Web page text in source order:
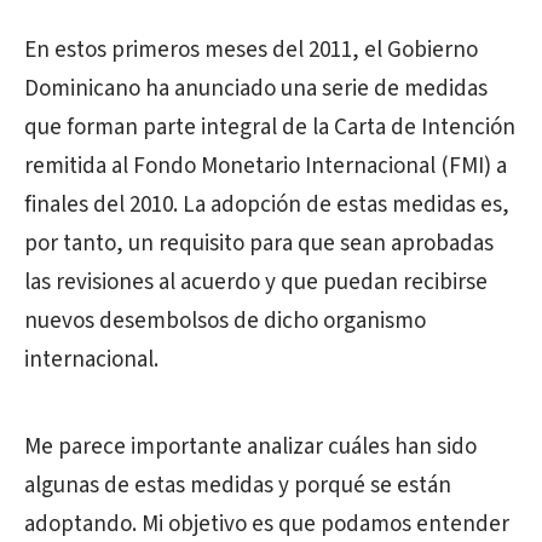
En estos primeros meses del 2011, el Gobierno
Dominicano ha anunciado una serie de medidas
que forman parte integral de la Carta de Intención
remitida al Fondo Monetario Internacional (FMI) a
finales del 2010. La adopción de estas medidas es,
por tanto, un requisito para que sean aprobadas
las revisiones al acuerdo y que puedan recibirse
nuevos desembolsos de dicho organismo
internacional.
Me parece importante analizar cuáles han sido
algunas de estas medidas y porqué se están
adoptando. Mi objetivo es que podamos entender